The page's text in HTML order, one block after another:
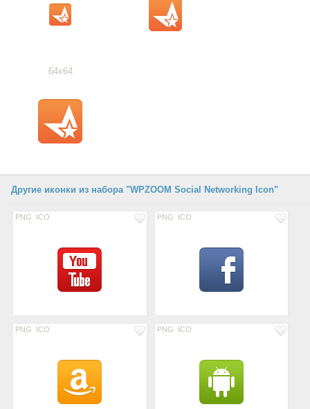
64x64
Другие иконки из набора "WPZOOM Social Networking Icon"
PNG ICO PNG ICO
PNG ICO PNG ICO